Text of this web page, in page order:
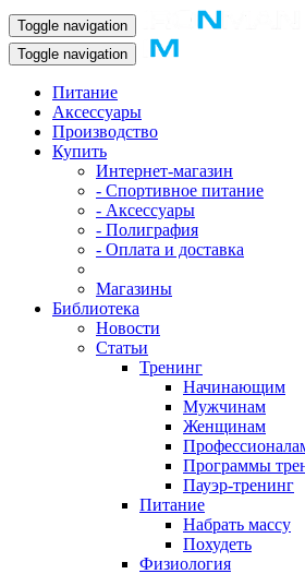
Toggle navigation
Toggle navigation
Питание
Аксессуары
Производство
Купить
Интернет-магазин
- Спортивное питание
- Аксессуары
- Полиграфия
- Оплата и доставка
Магазины
Библиотека
Новости
Статьи
Тренинг
Начинающим
Мужчинам
Женщинам
Программы
Пауэр-тренинг
Питание
Набрать массу
Похудеть
Физиология